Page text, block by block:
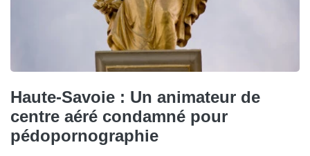
Haute-Savoie : Un animateur de
centre aéré condamné pour
pédopornographie